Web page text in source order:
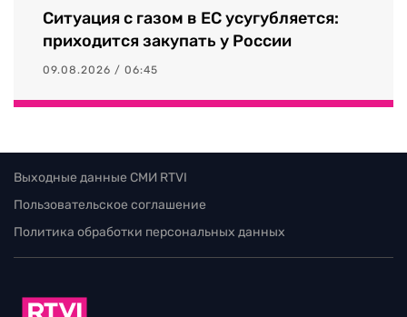
Ситуация с газом в ЕС усугубляется:
приходится закупать у России
09.08.2026 / 06:45
Выходные данные СМИ RTVI
Пользовательское соглашение
Политика обработки персональных данных